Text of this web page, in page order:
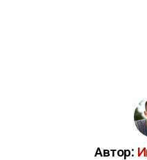
Автор: